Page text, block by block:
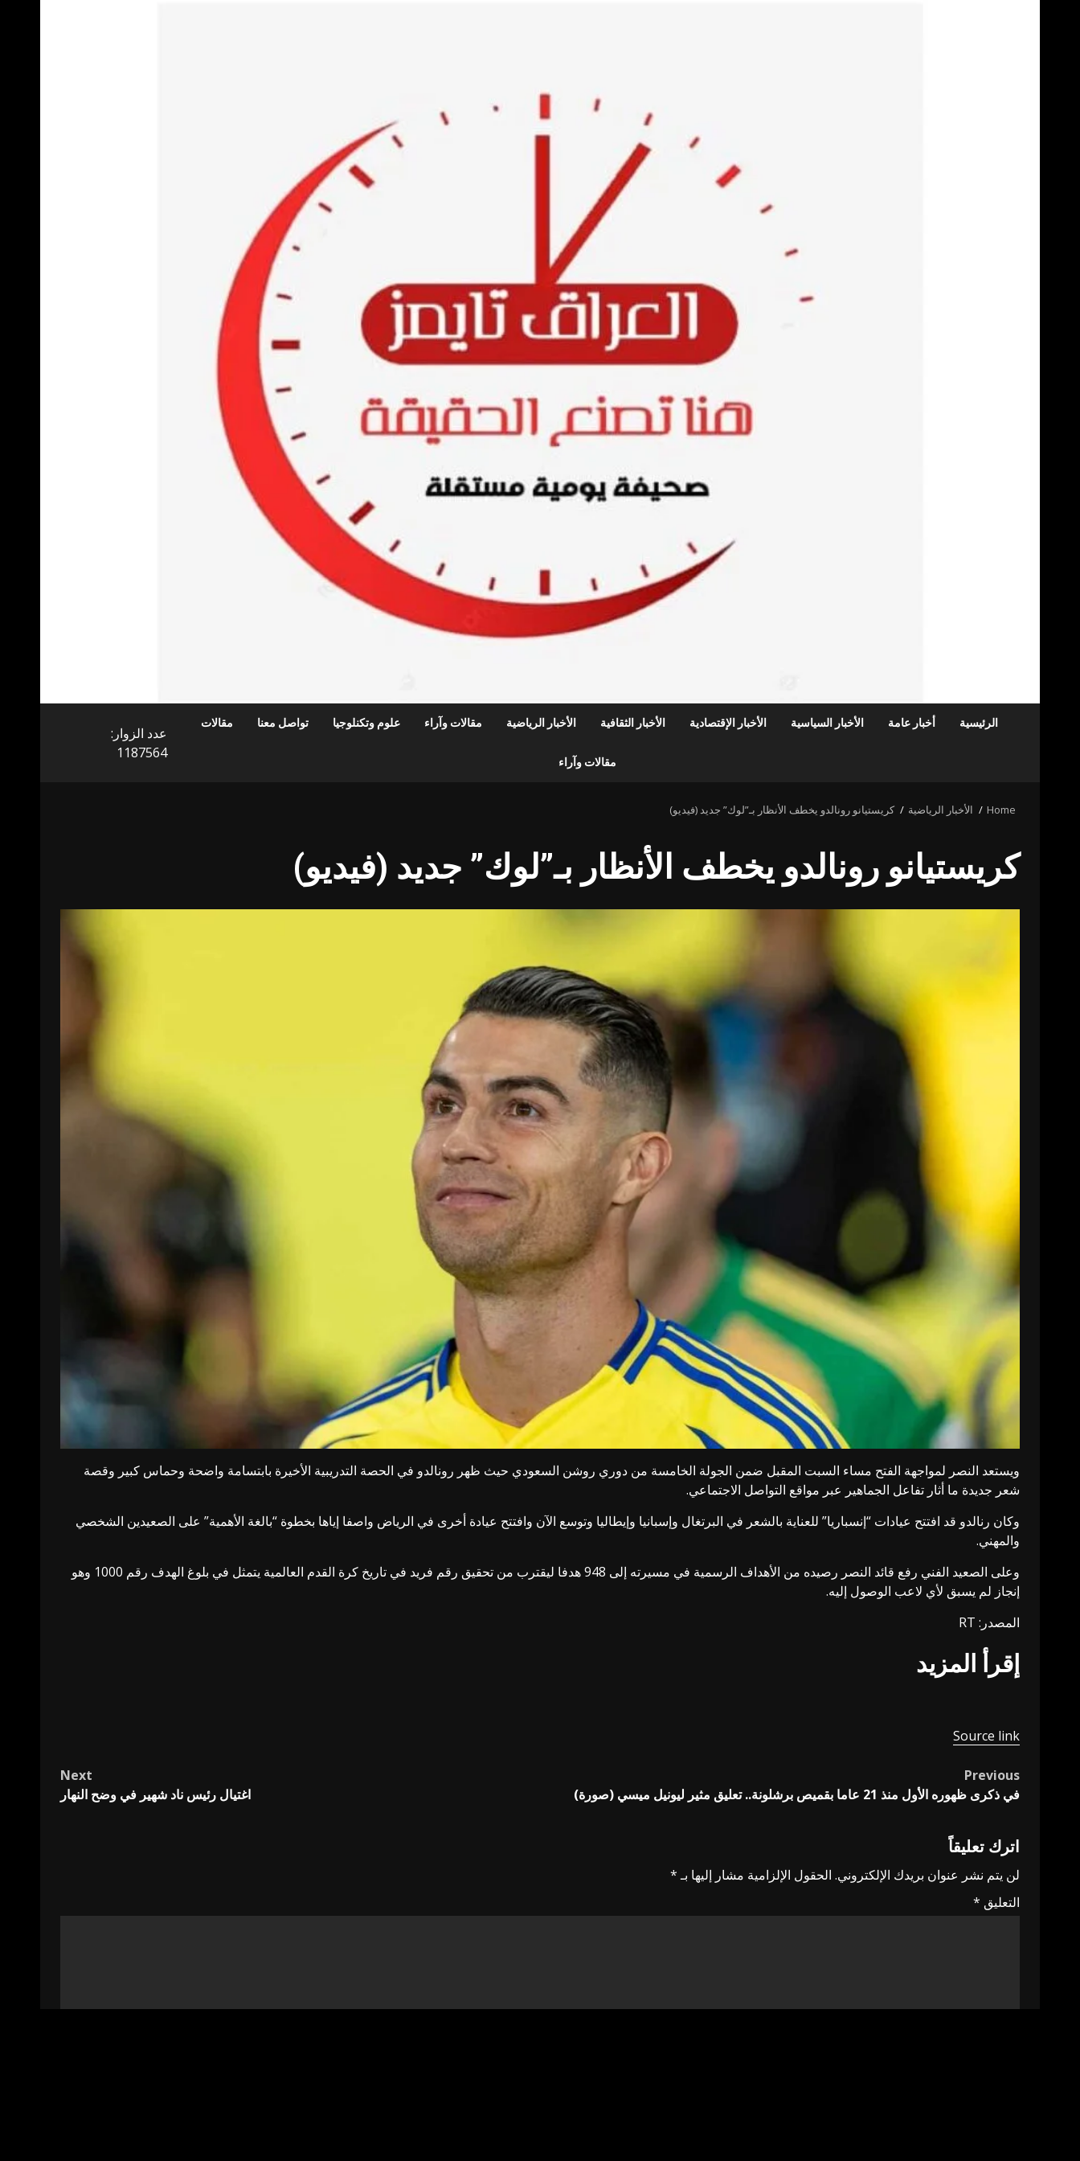
الرئيسية أخبار عامة الأخبار السياسية الأخبار الإقتصادية الأخبار الثقافية الأخبار الرياضية مقالات وآراء علوم وتكنلوجيا تواصل معنا مقالات
مقالات وآراء
عدد الزوار:
1187564
Home الأخبار الرياضية كريستيانو رونالدو يخطف الأنظار بـ”لوك” جديد (فيديو)
كريستيانو رونالدو يخطف الأنظار بـ”لوك” جديد (فيديو)
ويستعد النصر لمواجهة الفتح مساء السبت المقبل ضمن الجولة الخامسة من دوري روشن السعودي حيث ظهر رونالدو في الحصة التدريبية الأخيرة بابتسامة واضحة وحماس كبير وقصة
شعر جديدة ما أثار تفاعل الجماهير عبر مواقع التواصل الاجتماعي.
وكان رنالدو قد افتتح عيادات “إنسباريا” للعناية بالشعر في البرتغال وإسبانيا وإيطاليا وتوسع الآن وافتتح عيادة أخرى في الرياض واصفا إياها بخطوة “بالغة الأهمية” على الصعيدين الشخصي
والمهني.
وعلى الصعيد الفني رفع قائد النصر رصيده من الأهداف الرسمية في مسيرته إلى 948 هدفا ليقترب من تحقيق رقم فريد في تاريخ كرة القدم العالمية يتمثل في بلوغ الهدف رقم 1000 وهو
إنجاز لم يسبق لأي لاعب الوصول إليه.
المصدر: RT
إقرأ المزيد
Source link
Post
navigation
Previous
في ذكرى ظهوره الأول منذ 21 عاما بقميص برشلونة.. تعليق مثير ليونيل ميسي (صورة)
Next
اغتيال رئيس ناد شهير في وضح النهار
اترك تعليقاً
لن يتم نشر عنوان بريدك الإلكتروني. الحقول الإلزامية مشار إليها بـ*
التعليق *